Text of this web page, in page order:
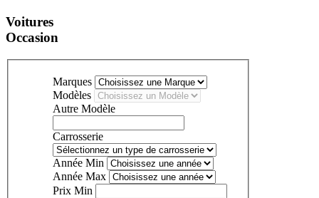
Voitures
Occasion
Marques
Modèles
Autre Modèle
Carrosserie
Année Min
Année Max
Prix Min